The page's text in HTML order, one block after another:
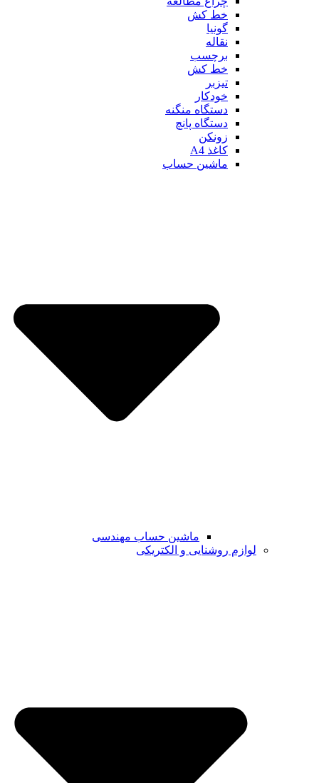
خط کش
گونیا
نقاله
برچسب
خط کش
تیزبر
خودکار
دستگاه منگنه
دستگاه پانچ
زونکن
کاغذ A4
ماشین حساب
ماشین حساب مهندسی
لوازم روشنایی و الکتریکی